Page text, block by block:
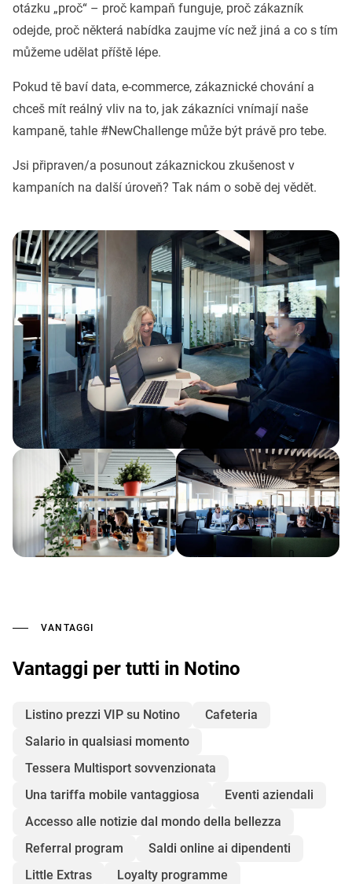
otázku „proč“ – proč kampaň funguje, proč zákazník
odejde, proč některá nabídka zaujme víc než jiná a co s tím
můžeme udělat příště lépe.
Pokud tě baví data, e-commerce, zákaznické chování a
chceš mít reálný vliv na to, jak zákazníci vnímají naše
kampaně, tahle #NewChallenge může být právě pro tebe.
Jsi připraven/a posunout zákaznickou zkušenost v
kampaních na další úroveň? Tak nám o sobě dej vědět.
VANTAGGI
Vantaggi per tutti in Notino
Listino prezzi VIP su Notino
Cafeteria
Salario in qualsiasi momento
Tessera Multisport sovvenzionata
Una tariffa mobile vantaggiosa
Eventi aziendali
Accesso alle notizie dal mondo della bellezza
Referral program
Saldi online ai dipendenti
Little Extras
Loyalty programme